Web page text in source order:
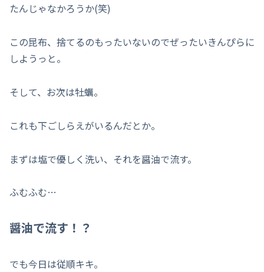
たんじゃなかろうか(笑)
この昆布、捨てるのもったいないのでぜったいきんぴらに
しようっと。
そして、お次は牡蠣。
これも下ごしらえがいるんだとか。
まずは塩で優しく洗い、それを醤油で流す。
ふむふむ…
醤油で流す！？
でも今日は従順キキ。